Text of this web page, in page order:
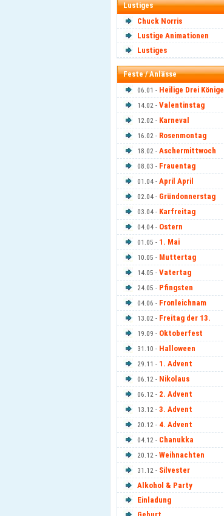
Lustiges
Chuck Norris
Lustige Animationen
Lustiges
Feste / Anlässe
06.01 - Heilige Drei Könige
14.02 - Valentinstag
12.02 - Karneval
16.02 - Rosenmontag
18.02 - Aschermittwoch
08.03 - Frauentag
01.04 - April April
02.04 - Gründonnerstag
03.04 - Karfreitag
04.04 - Ostern
01.05 - 1. Mai
10.05 - Muttertag
14.05 - Vatertag
24.05 - Pfingsten
04.06 - Fronleichnam
13.02 - Freitag der 13.
19.09 - Oktoberfest
31.10 - Halloween
29.11 - 1. Advent
06.12 - Nikolaus
06.12 - 2. Advent
13.12 - 3. Advent
20.12 - 4. Advent
04.12 - Chanukka
20.12 - Weihnachten
31.12 - Silvester
Alkohol & Party
Einladung